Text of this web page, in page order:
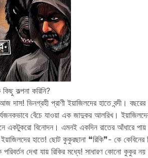
কল্পনা করিনি?
দাস! ভিনগ্রহী প্রাণী ইয়াজিলদের হাতে বন্দী।
বেঁচে যাওয়া এক জাদুকর আলরিখ।
একটুকরো বিনোদন। এমনই একদিন রাতের আঁধারে
হাতে! ছোট কুকুরছানা ❝রিকি❞- কে কেবিনের
দেখা যায় রিকির মধ্যে! সাধারণ কোনো কুকুর নয়